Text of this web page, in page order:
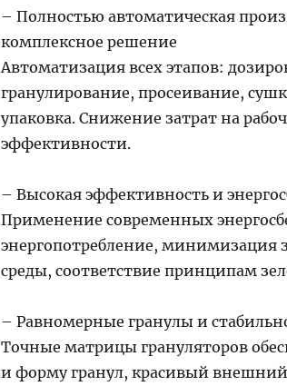
– Полностью автоматическая
комплексное решение
Автоматизация всех этапов:
гранулирование, просеивание,
упаковка. Снижение затрат на
эффективности.
– Высокая эффективность и
Применение современных
энергопотребление, минимизация
среды, соответствие принципам
– Равномерные гранулы и
Точные матрицы грануляторов
и форму гранул, красивый